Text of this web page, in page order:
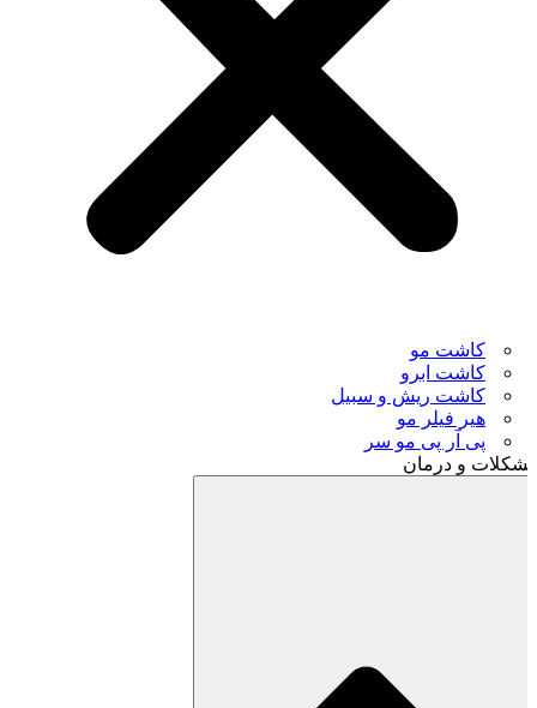
کاشت مو
کاشت ابرو
کاشت ریش و سبیل
هیر فیلر مو
پی آر پی مو سر
و درمان